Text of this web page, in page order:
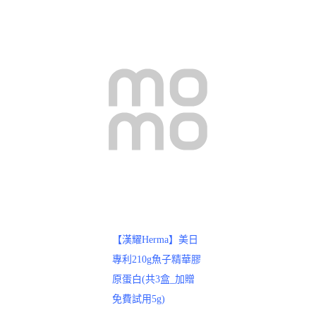
【漢耀Herma】美日
專利210g魚子精華膠
原蛋白(共3盒_加贈
免費試用5g)